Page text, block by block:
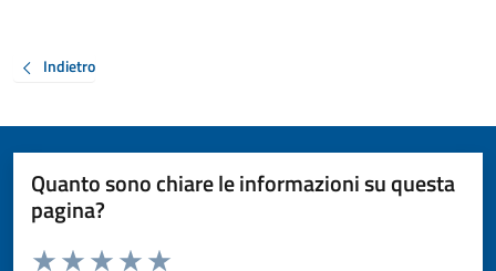
Indietro
Quanto sono chiare le informazioni su questa
pagina?
Valuta da 1 a 5 stelle la pagina